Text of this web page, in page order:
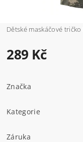
289 Kč
Značka
Kategorie
Záruka